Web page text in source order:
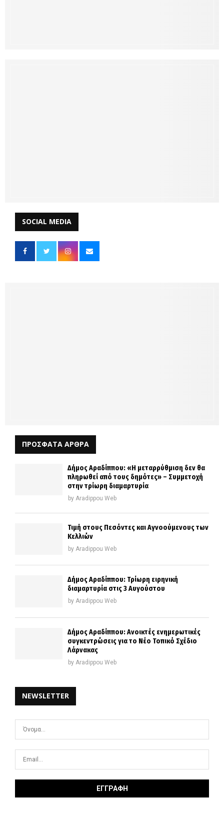
SOCIAL MEDIA
ΠΡΟΣΦΑΤΑ ΑΡΘΡΑ
Δήμος Αραδίππου: «Η μεταρρύθμιση δεν θα
πληρωθεί από τους δημότες» – Συμμετοχή
στην τρίωρη διαμαρτυρία
by Aradippou Web
Τιμή στους Πεσόντες και Αγνοούμενους των
Κελλιών
by Aradippou Web
Δήμος Αραδίππου: Τρίωρη ειρηνική
διαμαρτυρία στις 3 Αυγούστου
by Aradippou Web
Δήμος Αραδίππου: Ανοικτές ενημερωτικές
συγκεντρώσεις για το Νέο Τοπικό Σχέδιο
Λάρνακας
by Aradippou Web
NEWSLETTER